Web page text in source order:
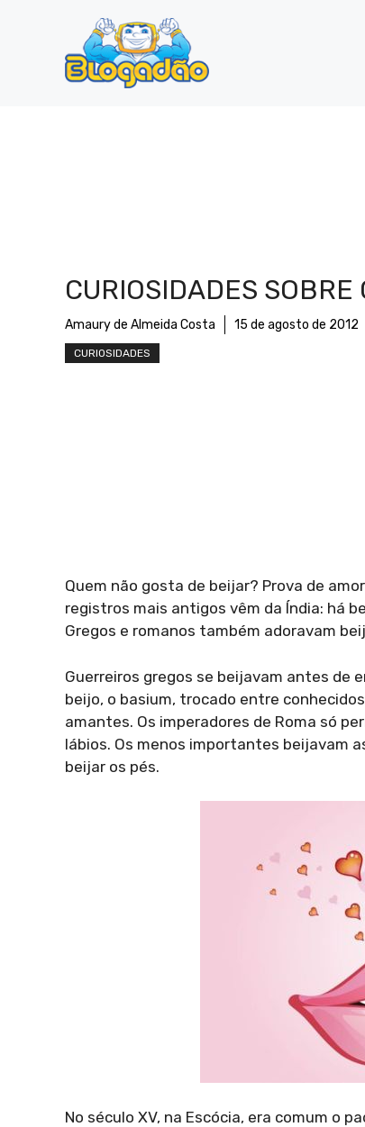
conteúdo
CURIOSIDADES SOBRE
Amaury de Almeida Costa 15 de agosto de 2012
CURIOSIDADES
Quem não gosta de beijar? Prova de
registros mais antigos vêm da Índia: há
Gregos e romanos também adoravam
Guerreiros gregos se beijavam antes de
beijo, o basium, trocado entre
amantes. Os imperadores de Roma só
lábios. Os menos importantes beijavam
beijar os pés.
No século XV, na Escócia, era comum o